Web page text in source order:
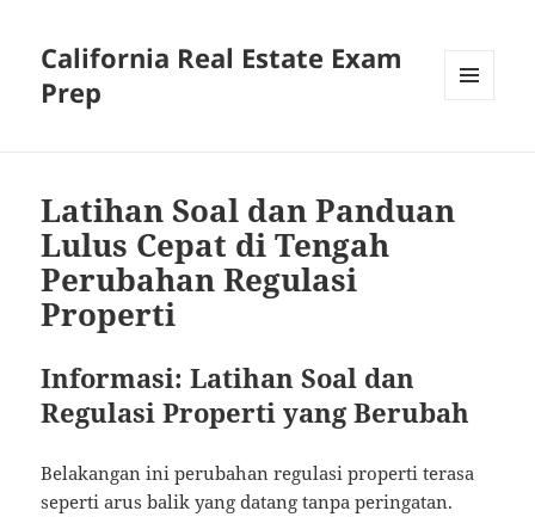
California Real Estate Exam
Prep
Latihan Soal dan Panduan
Lulus Cepat di Tengah
Perubahan Regulasi
Properti
Informasi: Latihan Soal dan
Regulasi Properti yang Berubah
Belakangan ini perubahan regulasi properti terasa
seperti arus balik yang datang tanpa peringatan.